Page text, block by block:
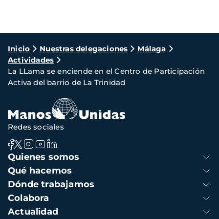
Ruta
de
navegación
Inicio Nuestras delegaciones
Málaga
Actividades
La LLama se enciende en el Centro de Participación
Activa del barrio de La Trinidad
Navegación
principal
Quienes somos
Qué hacemos
Dónde trabajamos
Colabora
Actualidad
Redes sociales